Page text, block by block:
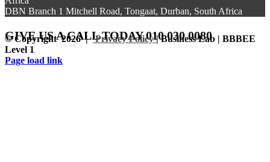
DBN Branch 1 Mitchell Road, Tongaat, Durban, South Africa
GIVE US A CALLTODAY 010 030 0080
© Copyright2026 |Privacy Policy| Business Lab | BBBEE
Level 1
Facebook
Instagram
LinkedIn
Page load link